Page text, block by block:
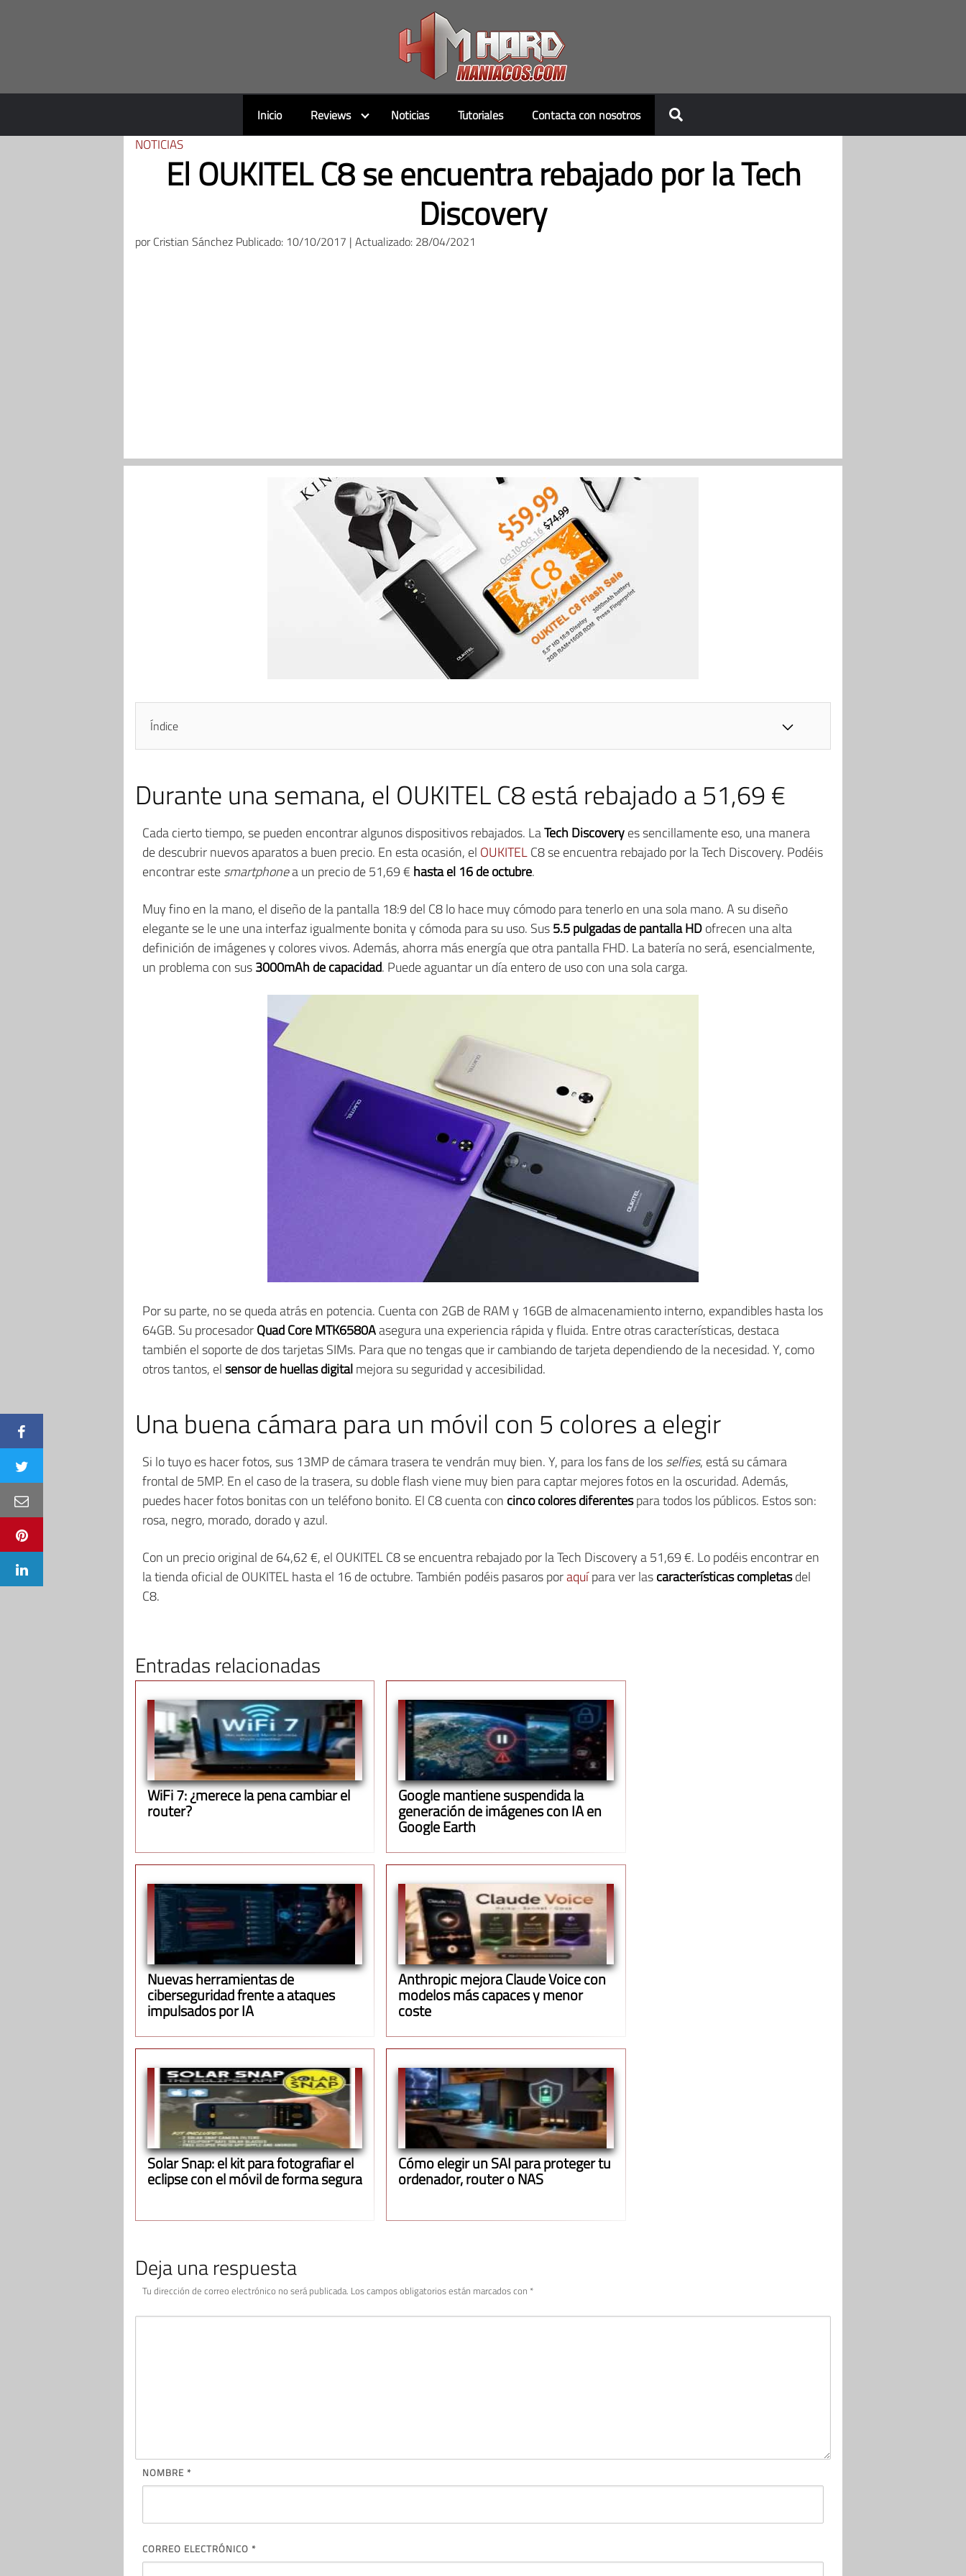
Inicio Reviews Noticias Tutoriales Contacta con nosotros
NOTICIAS
El OUKITEL C8 se encuentra rebajado por la Tech
Discovery
porCristian Sánchez Publicado: 10/10/2017 | Actualizado: 28/04/2021
Índice
Durante una semana, el OUKITEL C8 está rebajado a 51,69 €
Cada cierto tiempo, se pueden encontrar algunos dispositivos rebajados. LaTech Discoveryes sencillamente eso, una manera
de descubrir nuevos aparatos a buen precio. En esta ocasión, el OUKITELC8 se encuentra rebajado por la Tech Discovery. Podéis
encontrar estesmartphonea un precio de 51,69 €hasta el 16 de octubre.
Muy fino en la mano, el diseño de la pantalla 18:9 del C8 lo hace muy cómodo para tenerlo en una sola mano. A su diseño
elegante se le une una interfaz igualmente bonita y cómoda para su uso. Sus5.5 pulgadas de pantalla HDofrecen una alta
definición de imágenes y colores vivos. Además, ahorra más energía que otra pantalla FHD. La batería no será, esencialmente,
un problema con sus3000mAh de capacidad. Puede aguantar un día entero de uso con una sola carga.
Por su parte, no se queda atrás en potencia. Cuenta con 2GB de RAM y 16GB de almacenamiento interno, expandibles hasta los
64GB. Su procesadorQuad Core MTK6580Aasegura una experiencia rápida y fluida. Entre otras características, destaca
también el soporte de dos tarjetas SIMs. Para que no tengas que ir cambiando de tarjeta dependiendo de la necesidad. Y, como
otros tantos, elsensor de huellas digitalmejora su seguridad y accesibilidad.
Una buena cámara para un móvil con 5 colores a elegir
Si lo tuyo es hacer fotos, sus 13MP de cámara trasera te vendrán muy bien. Y, para los fans de losselfies, está su cámara
frontal de 5MP. En el caso de la trasera, su doble flash viene muy bien para captar mejores fotos en la oscuridad. Además,
puedes hacer fotos bonitas con un teléfono bonito. El C8 cuenta con cinco colores diferentespara todos los públicos. Estos son:
rosa, negro, morado, dorado y azul.
Con un precio original de 64,62 €, el OUKITEL C8 se encuentra rebajado por la Tech Discovery a 51,69 €. Lo podéis encontrar en
la tienda oficial de OUKITEL hasta el 16 de octubre. También podéis pasaros poraquípara ver lascaracterísticas completasdel
C8.
Entradas relacionadas
WiFi 7: ¿merece la pena cambiar el
router?
Google mantiene suspendida la
generación de imágenes con IA en
Google Earth
Nuevas herramientas de
ciberseguridad frente a ataques
impulsados por IA
Anthropic mejora Claude Voice con
modelos más capaces y menor
coste
Solar Snap: el kit para fotografiar el
eclipse con el móvil de forma segura
Cómo elegir un SAI para proteger tu
ordenador, router o NAS
Deja una respuesta
Tu dirección de correo electrónico no será publicada. Los campos obligatorios están marcados con *
NOMBRE *
CORREO ELECTRÓNICO *